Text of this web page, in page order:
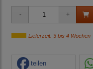
Lieferzeit: 3 bis 4 Wochen
teilen